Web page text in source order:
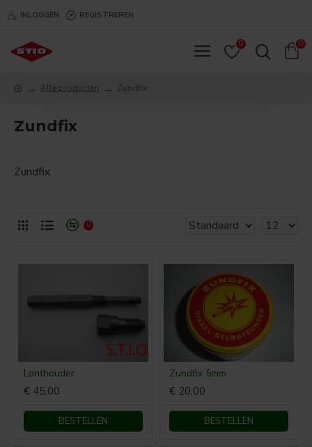
INLOGGEN REGISTREREN
0 0
Alle producten Zundfix
Zundfix
Zundfix
0
Lonthouder
€ 45,00
BESTELLEN
Zundfix 5mm
€ 20,00
BESTELLEN